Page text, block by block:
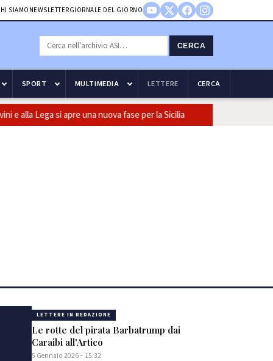
SIAMO NEWSLETTERGIORNALE DEL GIORNO
CERCA
SPORT MULTIMEDIA LETTERE CERCA
si apre una nuova fase per la Sicilia
LETTERE IN REDAZIONE
Le rotte del pirata Barbatrump dai
Caraibi all'Artico
5 Gennaio 2026 – 15:32